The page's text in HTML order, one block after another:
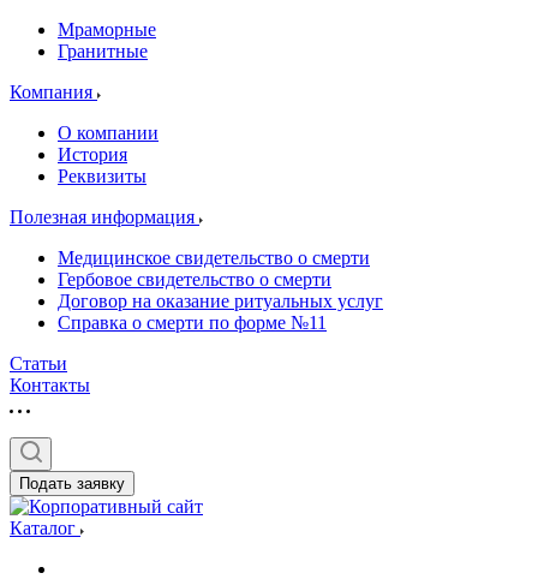
Мраморные
Гранитные
Компания
О компании
История
Реквизиты
Полезная информация
Медицинское свидетельство о смерти
Гербовое свидетельство о смерти
Договор на оказание ритуальных услуг
Справка о смерти по форме №11
Статьи
Контакты
Подать заявку
Каталог